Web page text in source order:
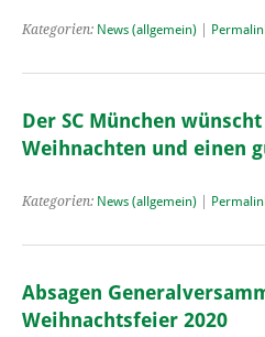
Kategorien: News (allgemein)
Der SC München
Weihnachten und einen
Kategorien: News (allgemein)
Absagen
Weihnachtsfeier 2020